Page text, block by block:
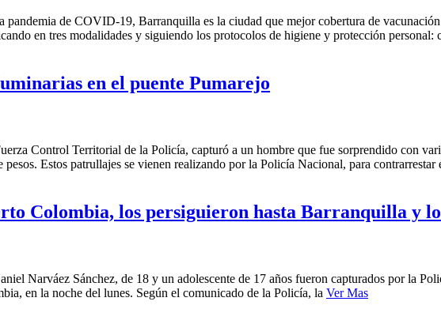
pandemia de COVID-19, Barranquilla es la ciudad que mejor cobertura de
en tres modalidades y siguiendo los protocolos de higiene y protección personal:
en el puente Pumarejo
Control Territorial de la Policía, capturó a un hombre que fue sorprendido con
Estos patrullajes se vienen realizando por la Policía Nacional, para
Colombia, los persiguieron hasta Barranquilla y
Narváez Sánchez, de 18 y un adolescente de 17 años fueron capturados por la
en la noche del lunes. Según el comunicado de la Policía, la Ver Mas